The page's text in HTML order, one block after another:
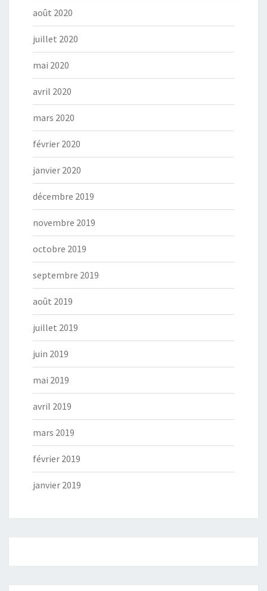
août 2020
juillet 2020
mai 2020
avril 2020
mars 2020
février 2020
janvier 2020
décembre 2019
novembre 2019
octobre 2019
septembre 2019
août 2019
juillet 2019
juin 2019
mai 2019
avril 2019
mars 2019
février 2019
janvier 2019